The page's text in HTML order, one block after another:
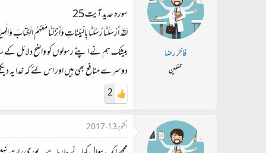
فاخر رضا
محفلین
سورہ حدید آیت 25
لَقَدْ أَرْسَلْنَا رُسُلَنَا بِالْبَيِّنَاتِ وَأَنزَلْنَا مَعَهُمُ
بیشک ہم نے اپنے رسولوں کو واضح دلائل کے
دوسرے منافع بھی ہیں اور اس لئے کہ خدا یہ
2
اکتوبر 13، 2017